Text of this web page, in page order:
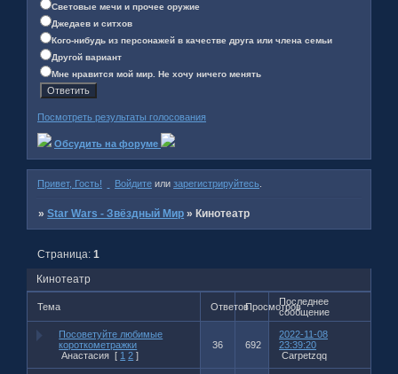
Световые мечи и прочее оружие
Джедаев и ситхов
Кого-нибудь из персонажей в качестве друга или члена семьи
Другой вариант
Мне нравится мой мир. Не хочу ничего менять
Посмотреть результаты голосования
Обсудить на форуме
Привет, Гость! Войдите или зарегистрируйтесь
»Star Wars - Звёздный Мир »Кинотеатр
Кинотеатр
Страница:1
Тема ОтветовПросмотровПоследнее
сообщение
Посоветуйте любимые
короткометражки
Анастаcия [ 1 2 ]
36 692
2022-11-08
23:39:20
Carpetzqq